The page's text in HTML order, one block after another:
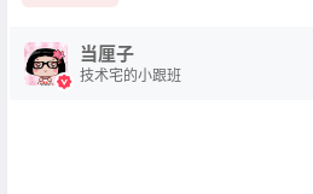
当厘子
技术宅的小跟班